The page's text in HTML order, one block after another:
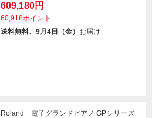
609,180円
60,918ポイント
送料無料、9月4日（金） お届け
Roland 電子グランドピアノ GPシリーズ